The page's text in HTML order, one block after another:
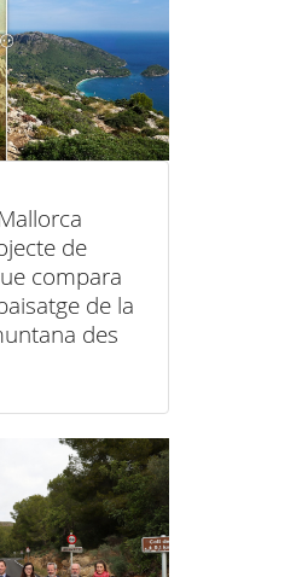
de
compara
de la
des